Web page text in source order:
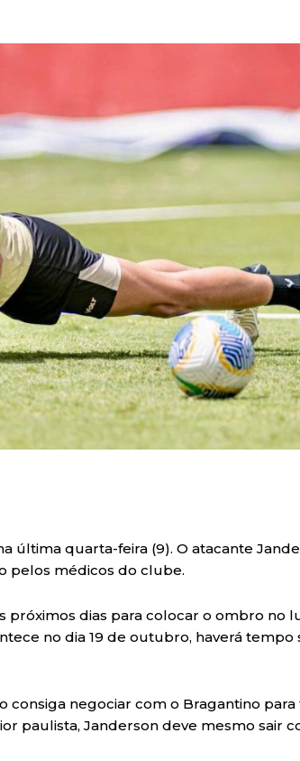
última quarta-feira (9). O atacante
pelos médicos do clube.
próximos dias para colocar o ombro no
no dia 19 de outubro, haverá tempo
consiga negociar com o Bragantino
paulista, Janderson deve mesmo sair